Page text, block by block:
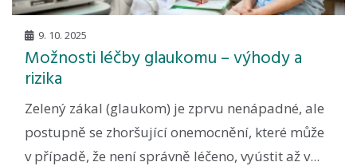
9. 10. 2025
Možnosti léčby glaukomu – výhody a
rizika
Zelený zákal (glaukom) je zprvu nenápadné, ale
postupně se zhoršující onemocnění, které může
v případě, že není správně léčeno, vyústit až v...